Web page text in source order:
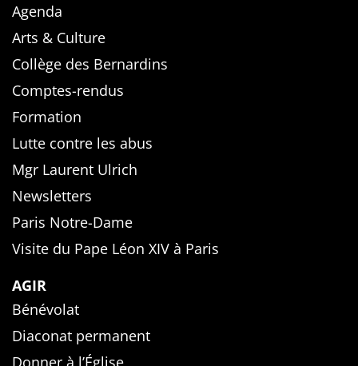
Agenda
Arts & Culture
Collège des Bernardins
Comptes-rendus
Formation
Lutte contre les abus
Mgr Laurent Ulrich
Newsletters
Paris Notre-Dame
Visite du Pape Léon XIV à Paris
AGIR
Bénévolat
Diaconat permanent